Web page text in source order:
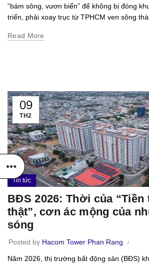
“bám sông, vươn biển” để không bị đóng
triển, phải xoay trục từ TPHCM ven sông
Read More
09
TH2
Tin tức
BĐS 2026: Thời của
thật”, cơn ác mộng của
sóng
Posted by Hacom Tower Phan Rang
Năm 2026, thị trường bất động sản (BĐS)